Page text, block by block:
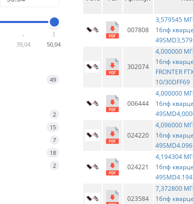
39,04 50,04
49
2
15
7
18
2
007808
3,579545
16пф
302074
4,000000
16пф
FRONTER
10/30DFF69
006444
4,000000
16пф
024220
4,096000
16пф
024221
4,194304
16пф
023584
7,372800
16пф